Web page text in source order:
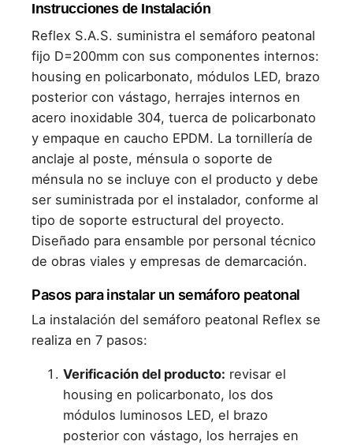
Instrucciones de Instalación
Reflex S.A.S. suministra el semáforo peatonal
fijo D=200mm con sus componentes internos:
housing en policarbonato, módulos LED, brazo
posterior con vástago, herrajes internos en
acero inoxidable 304, tuerca de policarbonato
y empaque en caucho EPDM. La tornillería de
anclaje al poste, ménsula o soporte de
ménsula no se incluye con el producto y debe
ser suministrada por el instalador, conforme al
tipo de soporte estructural del proyecto.
Diseñado para ensamble por personal técnico
de obras viales y empresas de demarcación.
Pasos para instalar un semáforo peatonal
La instalación del semáforo peatonal Reflex se
realiza en 7 pasos:
Verificación del producto: revisar el
housing en policarbonato, los dos
módulos luminosos LED, el brazo
posterior con vástago, los herrajes en